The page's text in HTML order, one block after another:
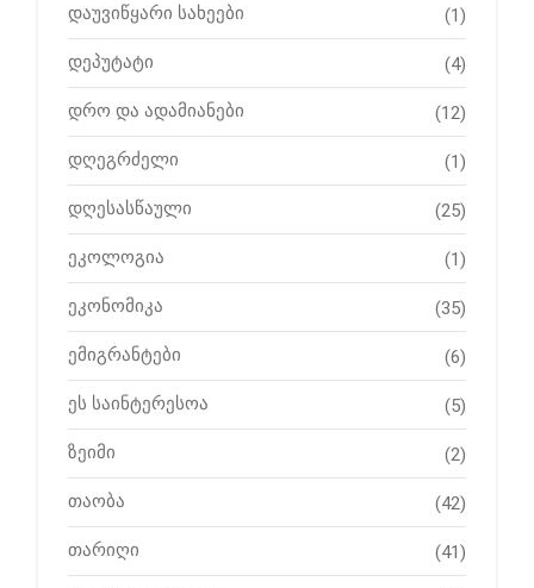
დაუვიწყარი სახეები (1)
დეპუტატი (4)
დრო და ადამიანები (12)
დღეგრძელი (1)
დღესასწაული (25)
ეკოლოგია (1)
ეკონომიკა (35)
ემიგრანტები (6)
ეს საინტერესოა (5)
ზეიმი (2)
თაობა (42)
თარიღი (41)